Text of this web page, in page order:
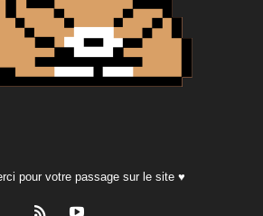
pour votre passage sur le site ♥